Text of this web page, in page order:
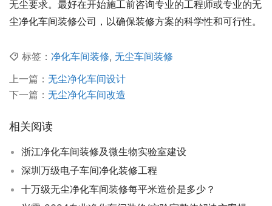
无尘要求。最好在开始施工前咨询专业的工程师或专业的无
尘净化车间装修公司，以确保装修方案的科学性和可行性。
标签： 净化车间装修, 无尘车间装修
上一篇： 无尘净化车间设计
下一篇： 无尘净化车间改造
相关阅读
浙江净化车间装修及微生物实验室建设
深圳万级电子车间净化装修工程
十万级无尘净化车间装修每平米造价是多少？